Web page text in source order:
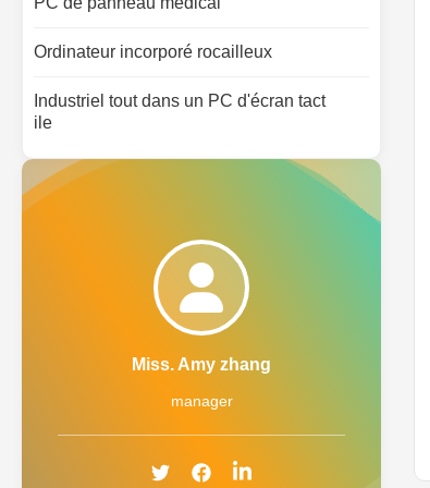
Ordinateur incorporé rocailleux
Industriel tout dans un PC d'écran tact
ile
Miss. Amy zhang
manager